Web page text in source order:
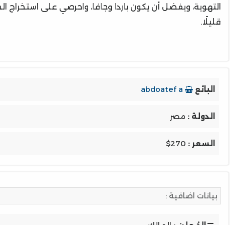
التهوية، ويفضل أن يكون باردا وجافا، واحرصي على استخراج
قليلًا.
البائع
الدولة : مصر
السعر : $270
بيانات اضافية :